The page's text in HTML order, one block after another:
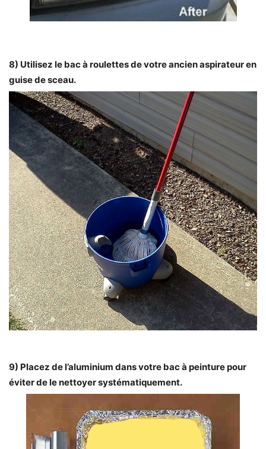
8) Utilisez le bac à roulettes de votre ancien aspirateur en
guise de sceau.
9) Placez de l’aluminium dans votre bac à peinture pour
éviter de le nettoyer systématiquement.